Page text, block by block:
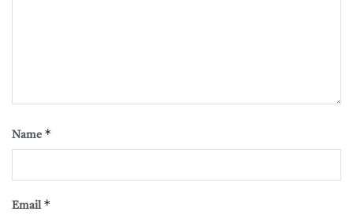
Name *
Email *